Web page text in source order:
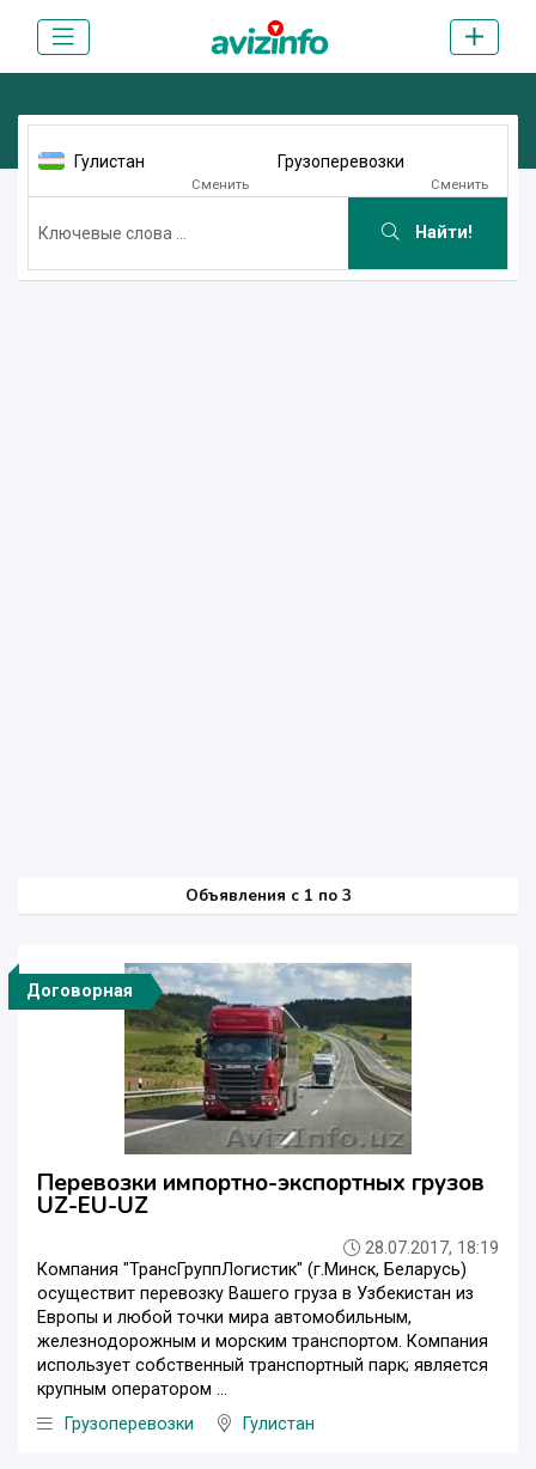
Гулистан
Сменить
Грузоперевозки
Сменить
Найти!
Объявления c 1 по 3
Договорная
Перевозки импортно-экспортных грузов
UZ-EU-UZ
28.07.2017, 18:19
Компания "ТрансГруппЛогистик" (г.Минск, Беларусь)
осуществит перевозку Вашего груза в Узбекистан из
Европы и любой точки мира автомобильным,
железнодорожным и морским транспортом. Компания
использует собственный транспортный парк; является
крупным оператором ...
Грузоперевозки
Гулистан